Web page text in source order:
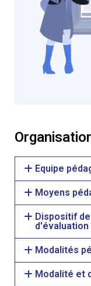
Equipe
Moyens
Dispositif
Modalités
Modalité et